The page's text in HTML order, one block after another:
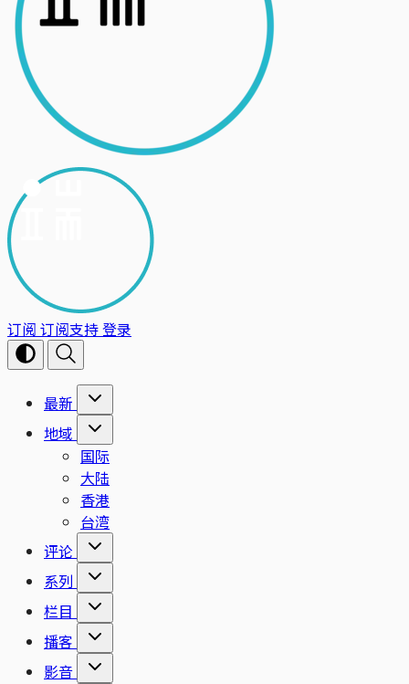
订阅 订阅支持登录
最新
地域
国际
大陆
香港
台湾
评论
系列
栏目
播客
影音